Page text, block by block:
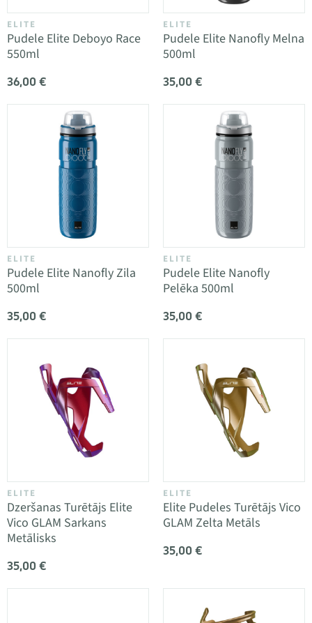
ELITE
Pudele Elite Deboyo Race
550ml
36,00 €
ELITE
Pudele Elite Nanofly Melna
500ml
35,00 €
ELITE
Pudele Elite Nanofly Zila
500ml
35,00 €
ELITE
Pudele Elite Nanofly
Pelēka 500ml
35,00 €
ELITE
Dzeršanas Turētājs Elite
Vico GLAM Sarkans
Metālisks
35,00 €
ELITE
Elite Pudeles Turētājs Vico
GLAM Zelta Metāls
35,00 €